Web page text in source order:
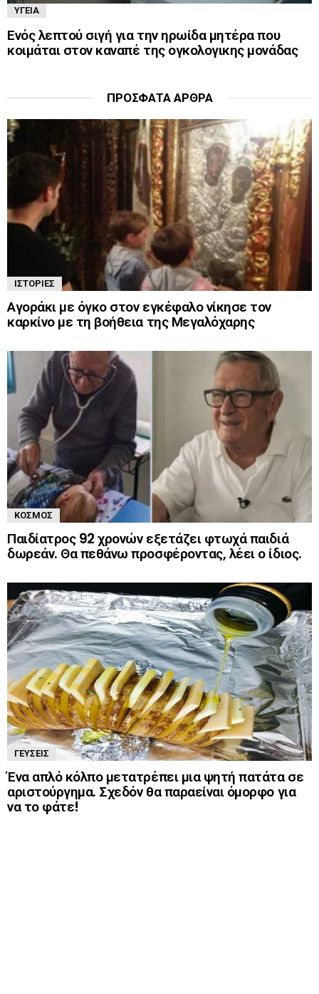
ΥΓΕΊΑ
Ενός λεπτού σιγή για την ηρωίδα μητέρα που
κοιμάται στον καναπέ της ογκολογικης μονάδας
ΠΡΌΣΦΑΤΑ ΆΡΘΡΑ
ΙΣΤΟΡΊΕΣ
Αγοράκι με όγκο στον εγκέφαλο νίκησε τον
καρκίνο με τη βοήθεια της Μεγαλόχαρης
ΚΌΣΜΟΣ
Παιδίατρος 92 χρονών εξετάζει φτωχά παιδιά
δωρεάν. Θα πεθάνω προσφέροντας, λέει ο ίδιος.
ΓΕΎΣΕΙΣ
Ένα απλό κόλπο μετατρέπει μια ψητή πατάτα σε
αριστούργημα. Σχεδόν θα παραείναι όμορφο για
να το φάτε!